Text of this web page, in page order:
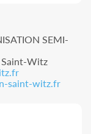
SEMI-
Saint-Witz
saint-witz.fr